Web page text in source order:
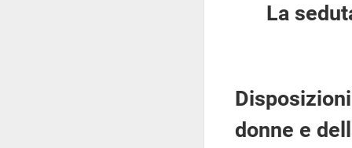
La
donne e